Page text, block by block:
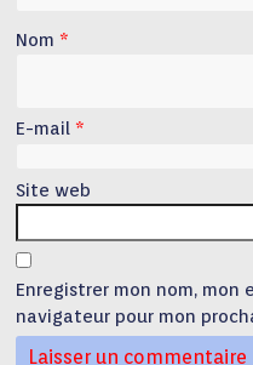
Nom *
E-mail *
Site web
Enregistrer mon nom,
navigateur pour mon